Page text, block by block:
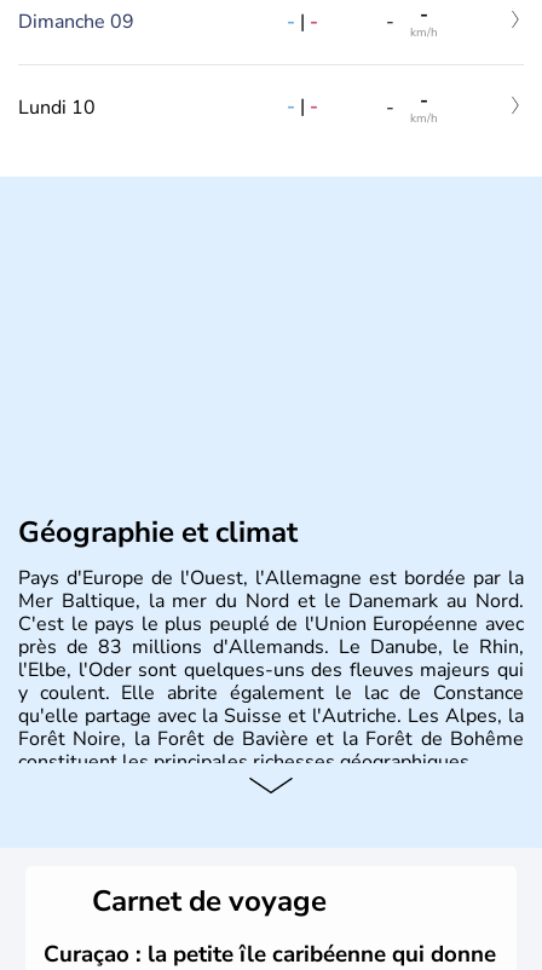
Dimanche 09 - | - - -
km/h
Lundi 10 - | - - -
km/h
Géographie et climat
Pays d'Europe de l'Ouest, l'Allemagne est bordée par la
Mer Baltique, la mer du Nord et le Danemark au Nord.
C'est le pays le plus peuplé de l'Union Européenne avec
près de 83 millions d'Allemands. Le Danube, le Rhin,
l'Elbe, l'Oder sont quelques-uns des fleuves majeurs qui
y coulent. Elle abrite également le lac de Constance
qu'elle partage avec la Suisse et l'Autriche. Les Alpes, la
Forêt Noire, la Forêt de Bavière et la Forêt de Bohême
constituent les principales richesses géographiques.
lesquelles bénéficient d'une grande autonomie. Le pays
peut se targuer de grands noms qu'il a vu naître dans tous
les domaines, des arts à la politique en passant par la
Carnet de voyage
Curaçao : la petite île caribéenne qui donne